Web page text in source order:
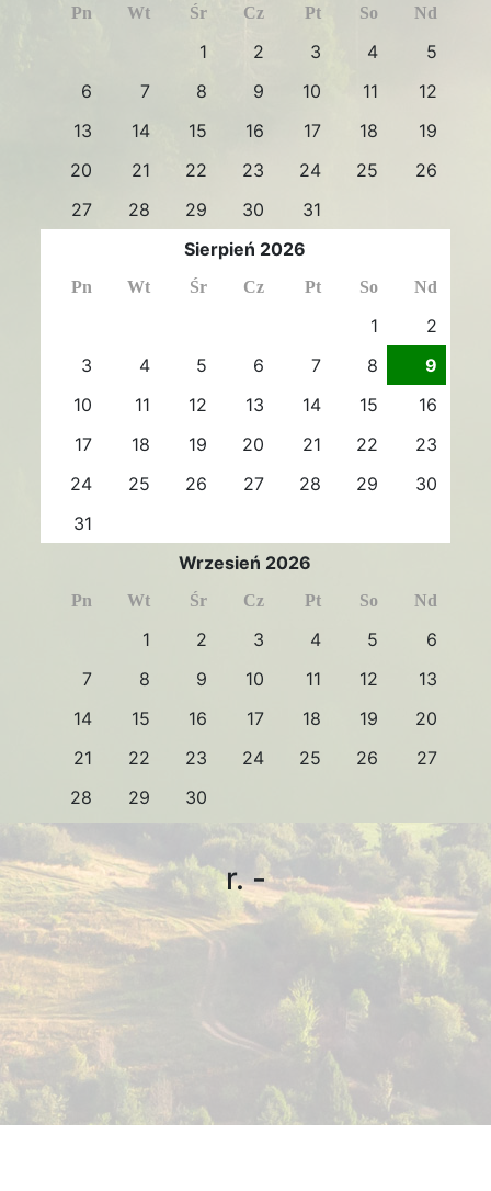
Pn Wt Śr Cz Pt So Nd
1 2 3 4
5
6
7 8 9 10 11
12
13
14 15 16 17 18
19
20
21 22 23 24 25
26
27
28 29 30
31
Sierpień 2026
Pn Wt Śr Cz Pt So Nd
1
2
3
4 5 6 7 8
9
10
11 12 13 14 15
16
17
18 19 20 21 22
23
24
25 26 27 28 29
30
31
Wrzesień 2026
Pn Wt Śr Cz Pt So Nd
1 2 3 4 5
6
7
8 9 10 11 12
13
14
15 16 17 18 19
20
21
22 23 24 25 26
27
28
29 30
r. -